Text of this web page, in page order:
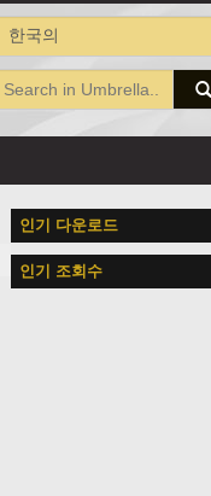
인기 다운로드
인기 조회수